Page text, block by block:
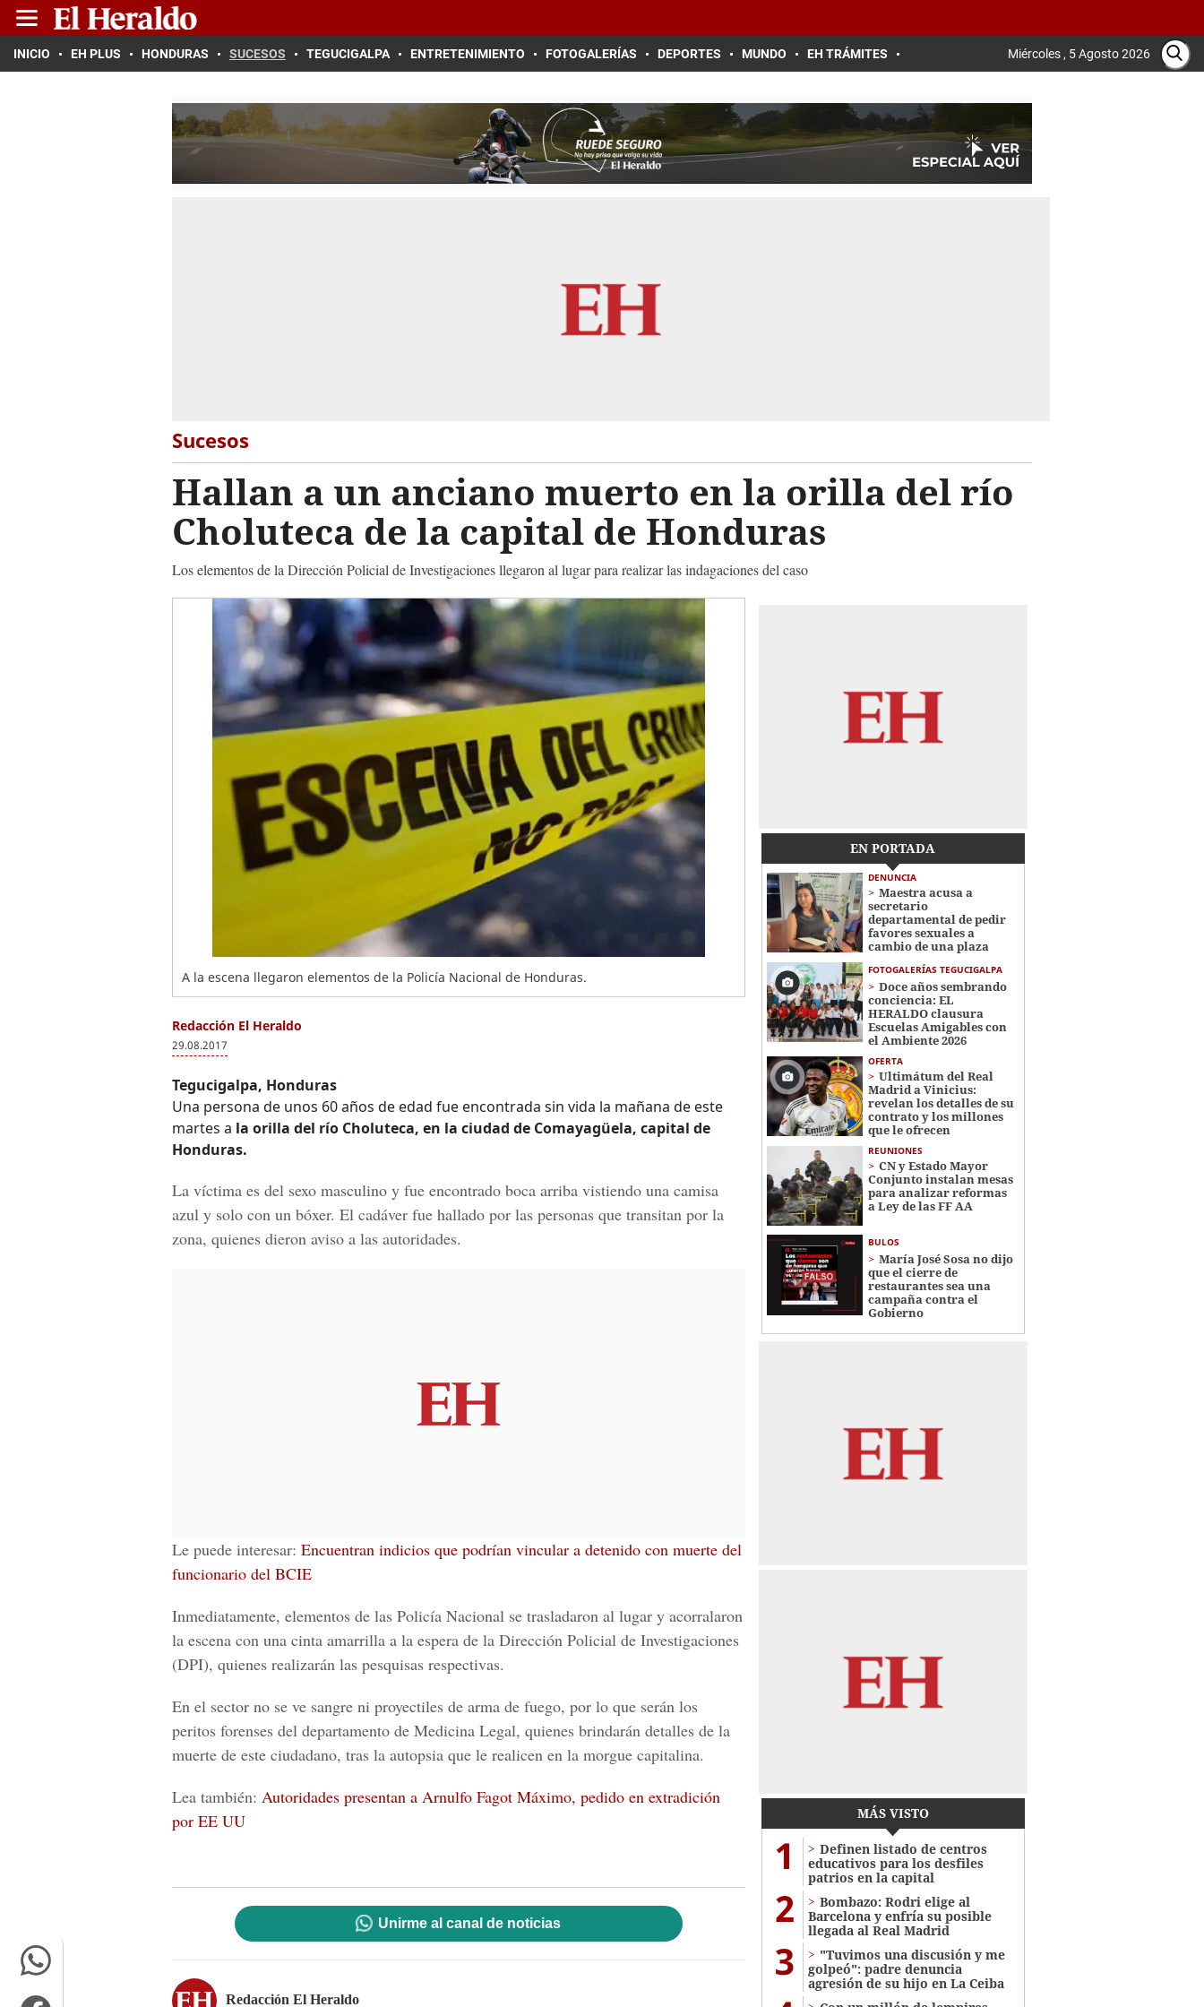
INICIO EH PLUS HONDURAS SUCESOS TEGUCIGALPA ENTRETENIMIENTO FOTOGALERÍAS DEPORTES MUNDO EH TRÁMITES Miércoles , 5 Agosto 2026
Sucesos
Hallan a un anciano muerto en la orilla del río
Choluteca de la capital de Honduras
Los elementos de la Dirección Policial de Investigaciones llegaron al lugar para realizar las indagaciones del caso
A la escena llegaron elementos de la Policía Nacional de Honduras.
Redacción El Heraldo
29.08.2017
Tegucigalpa, Honduras
Una persona de unos 60 años de edad fue encontrada sin vida la mañana de este
martes a la orilla del río Choluteca, en la ciudad de Comayagüela, capital de
Honduras.
La víctima es del sexo masculino y fue encontrado boca arriba vistiendo una camisa
azul y solo con un bóxer. El cadáver fue hallado por las personas que transitan por la
zona, quienes dieron aviso a las autoridades.
Le puede interesar: Encuentran indicios que podrían vincular a detenido con muerte del
funcionario del BCIE
Inmediatamente, elementos de las Policía Nacional se trasladaron al lugar y acorralaron
la escena con una cinta amarrilla a la espera de la Dirección Policial de Investigaciones
(DPI), quienes realizarán las pesquisas respectivas.
En el sector no se ve sangre ni proyectiles de arma de fuego, por lo que serán los
peritos forenses del departamento de Medicina Legal, quienes brindarán detalles de la
muerte de este ciudadano, tras la autopsia que le realicen en la morgue capitalina.
Lea también: Autoridades presentan a Arnulfo Fagot Máximo, pedido en extradición
por EE UU
Unirme al canal de noticias
Redacción El Heraldo
EN PORTADA
DENUNCIA
Maestra acusa a
secretario
departamental de pedir
favores sexuales a
cambio de una plaza
FOTOGALERÍAS TEGUCIGALPA
Doce años sembrando
conciencia: EL
HERALDO clausura
Escuelas Amigables con
el Ambiente 2026
OFERTA
Ultimátum del Real
Madrid a Vinicius:
revelan los detalles de su
contrato y los millones
que le ofrecen
REUNIONES
CN y Estado Mayor
Conjunto instalan mesas
para analizar reformas
a Ley de las FF AA
BULOS
María José Sosa no dijo
que el cierre de
restaurantes sea una
campaña contra el
Gobierno
MÁS VISTO
1
Definen listado de centros
educativos para los desfiles
patrios en la capital
2
Bombazo: Rodri elige al
Barcelona y enfría su posible
llegada al Real Madrid
3
"Tuvimos una discusión y me
golpeó": padre denuncia
agresión de su hijo en La Ceiba